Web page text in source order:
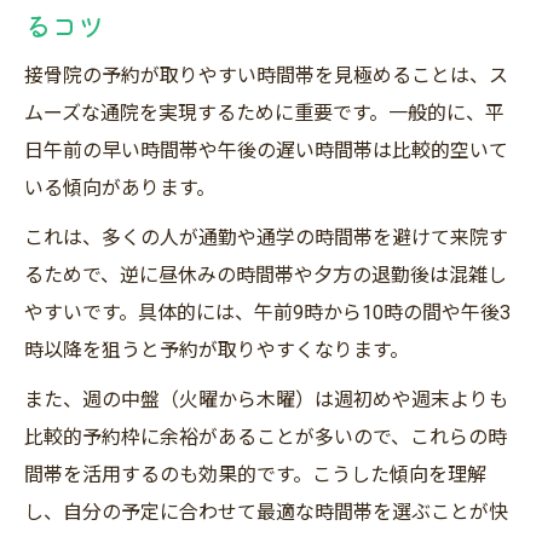
るコツ
接骨院の予約が取りやすい時間帯を見極めることは、ス
ムーズな通院を実現するために重要です。一般的に、平
日午前の早い時間帯や午後の遅い時間帯は比較的空いて
いる傾向があります。
これは、多くの人が通勤や通学の時間帯を避けて来院す
るためで、逆に昼休みの時間帯や夕方の退勤後は混雑し
やすいです。具体的には、午前9時から10時の間や午後3
時以降を狙うと予約が取りやすくなります。
また、週の中盤（火曜から木曜）は週初めや週末よりも
比較的予約枠に余裕があることが多いので、これらの時
間帯を活用するのも効果的です。こうした傾向を理解
し、自分の予定に合わせて最適な時間帯を選ぶことが快